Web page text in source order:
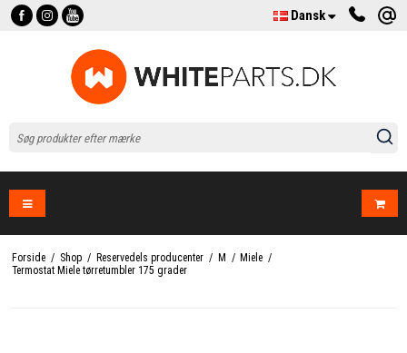
Dansk
Forside / Shop / Reservedels producenter / M / Miele /
Termostat Miele tørretumbler 175 grader